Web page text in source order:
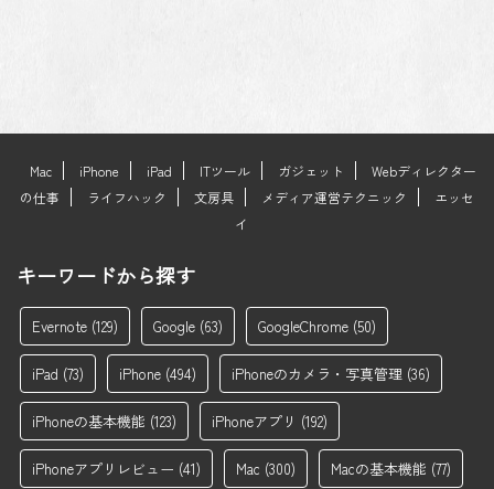
Mac iPhone iPad ITツール ガジェット
Webディレクター
の仕事
ライフハック 文房具 メディア運営テクニック
エッセ
イ
キーワードから探す
Evernote (129) Google (63) GoogleChrome (50)
iPad (73) iPhone (494) iPhoneのカメラ・写真管理 (36)
iPhoneの基本機能 (123) iPhoneアプリ (192)
iPhoneアプリレビュー (41) Mac (300) Macの基本機能 (77)